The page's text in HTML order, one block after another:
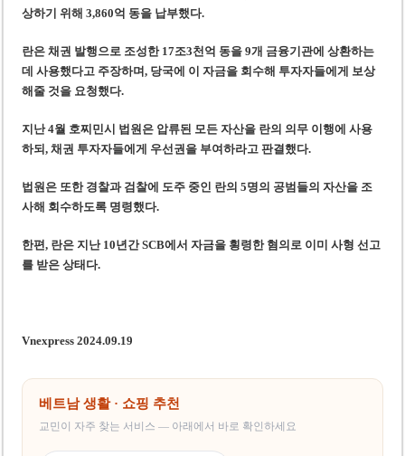
상하기 위해 3,860억 동을 납부했다.
란은 채권 발행으로 조성한 17조3천억 동을 9개 금융기관에 상환하는
데 사용했다고 주장하며, 당국에 이 자금을 회수해 투자자들에게 보상
해줄 것을 요청했다.
지난 4월 호찌민시 법원은 압류된 모든 자산을 란의 의무 이행에 사용
하되, 채권 투자자들에게 우선권을 부여하라고 판결했다.
법원은 또한 경찰과 검찰에 도주 중인 란의 5명의 공범들의 자산을 조
사해 회수하도록 명령했다.
한편, 란은 지난 10년간 SCB에서 자금을 횡령한 혐의로 이미 사형 선고
를 받은 상태다.
Vnexpress 2024.09.19
베트남 생활 · 쇼핑 추천
교민이 자주 찾는 서비스 — 아래에서 바로 확인하세요